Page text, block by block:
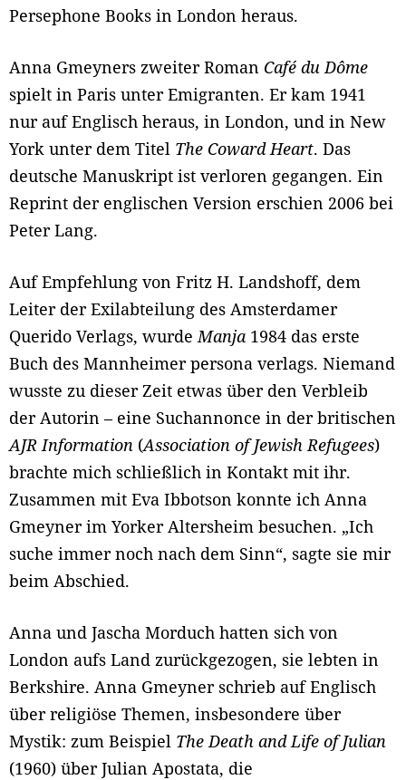
Persephone Books in London heraus.
Anna Gmeyners zweiter Roman Café du Dôme
spielt in Paris unter Emigranten. Er kam 1941
nur auf Englisch heraus, in London, und in New
York unter dem Titel The Coward Heart. Das
deutsche Manuskript ist verloren gegangen. Ein
Reprint der englischen Version erschien 2006 bei
Peter Lang.
Auf Empfehlung von Fritz H. Landshoff, dem
Leiter der Exilabteilung des Amsterdamer
Querido Verlags, wurde Manja 1984 das erste
Buch des Mannheimer persona verlags. Niemand
wusste zu dieser Zeit etwas über den Verbleib
der Autorin – eine Suchannonce in der britischen
AJR Information (Association of Jewish Refugees)
brachte mich schließlich in Kontakt mit ihr.
Zusammen mit Eva Ibbotson konnte ich Anna
Gmeyner im Yorker Altersheim besuchen. „Ich
suche immer noch nach dem Sinn“, sagte sie mir
beim Abschied.
Anna und Jascha Morduch hatten sich von
London aufs Land zurückgezogen, sie lebten in
Berkshire. Anna Gmeyner schrieb auf Englisch
über religiöse Themen, insbesondere über
Mystik: zum Beispiel The Death and Life of Julian
(1960) über Julian Apostata, die